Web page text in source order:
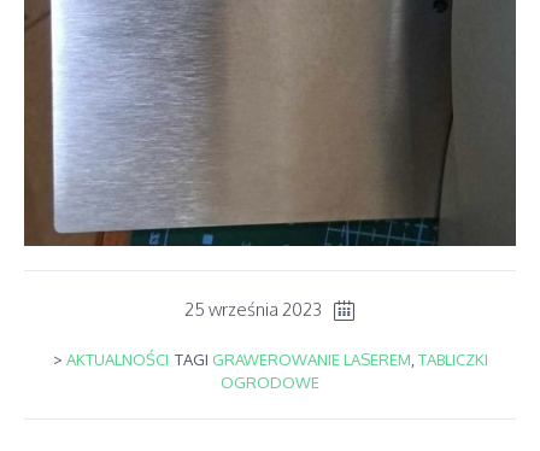
25 września 2023
> AKTUALNOŚCI TAGI GRAWEROWANIE LASEREM,TABLICZKI
OGRODOWE